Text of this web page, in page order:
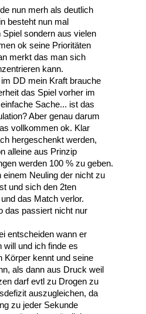
nun merh als deutlich
besteht nun mal
sondern aus vielen
ok seine Prioritäten
merkt das man sich
kann.
DD mein Kraft brauche
das Spiel vorher im
Sache... ist das
Aber genau darum
vollkommen ok. Klar
hergeschenkt werden,
alleine aus Prinzip
werden 100 % zu geben.
Neuling der nicht zu
und sich den 2ten
das Match verlor.
das passiert nicht nur
entscheiden wann er
will und ich finde es
Körper kennt und seine
als dann aus Druck weil
darf evtl zu Drogen zu
auszugleichen, da
zu jeder Sekunde